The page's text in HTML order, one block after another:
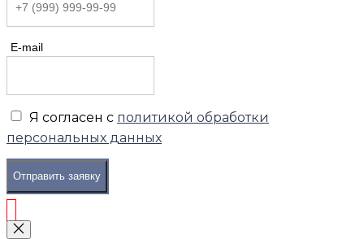
E-mail
Я согласен с политикой обработки
персональных данных
Отправить заявку